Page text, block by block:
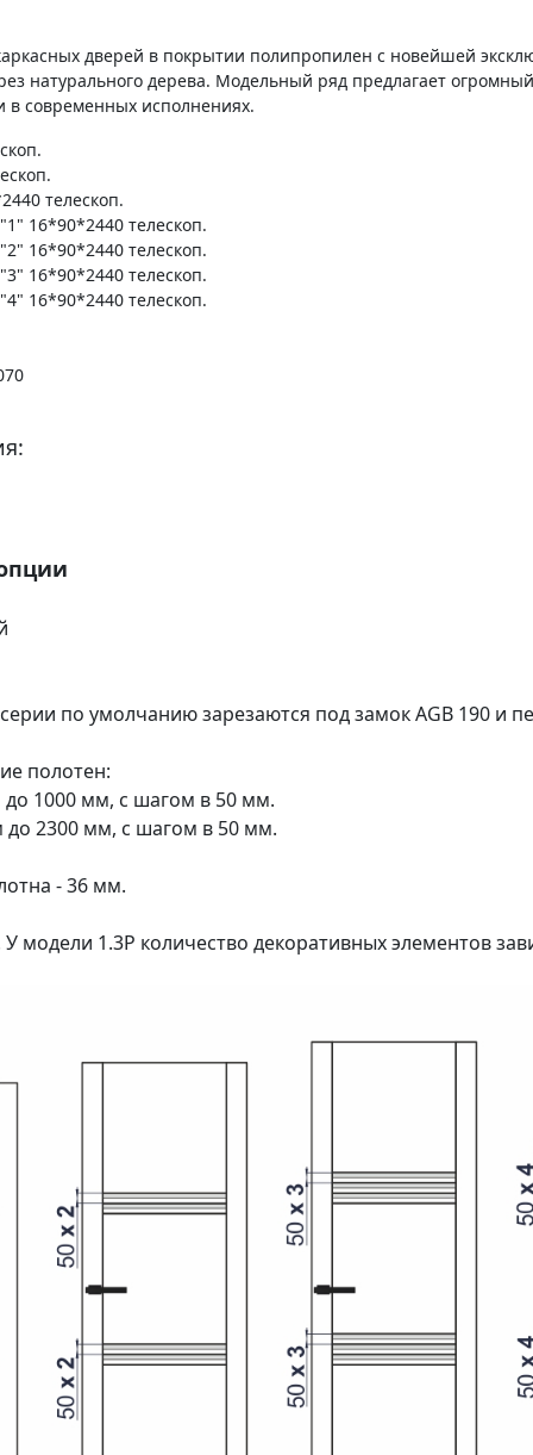
дверей в покрытии полипропилен с новейшей
натурального дерева. Модельный ряд предлагает
в современных исполнениях.
телескоп.
16*90*2440 телескоп.
16*90*2440 телескоп.
16*90*2440 телескоп.
16*90*2440 телескоп.
по умолчанию зарезаются под замок AGB 190 и
полотен:
1000 мм, с шагом в 50 мм.
до 2300 мм, с шагом в 50 мм.
- 36 мм.
модели 1.3P количество декоративных элементов